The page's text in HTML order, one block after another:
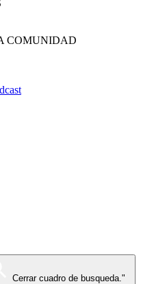
COMUNIDAD
Cerrar cuadro de busqueda."